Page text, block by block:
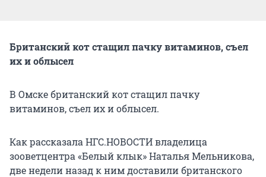
Британский кот стащил пачку витаминов, съел
их и облысел
В Омске британский кот стащил пачку
витаминов, съел их и облысел.
Как рассказала НГС.НОВОСТИ владелица
зооветцентра «Белый клык» Наталья Мельникова,
две недели назад к ним доставили британского